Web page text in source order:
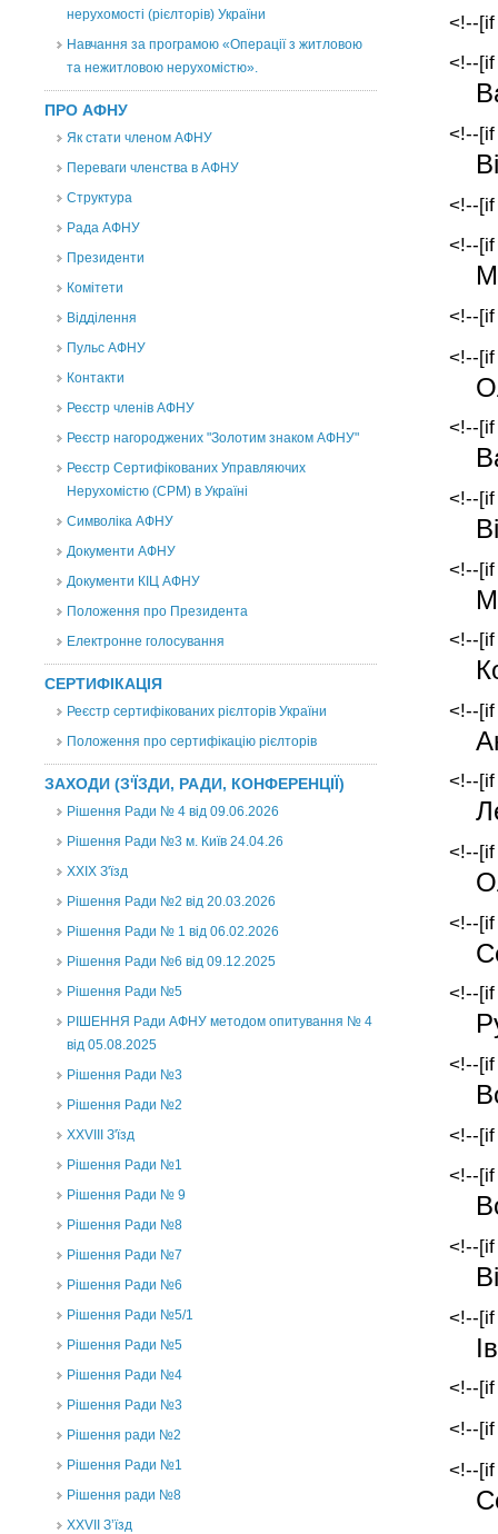
нерухомості (рієлторів) України
Навчання за програмою «Операції з житловою
та нежитловою нерухомістю».
ПРО АФНУ
Як стати членом АФНУ
Переваги членства в АФНУ
Структура
Рада АФНУ
Президенти
Комітети
Відділення
Пульс АФНУ
Контакти
Реєстр членів АФНУ
Реєстр нагороджених "Золотим знаком АФНУ"
Реєстр Сертифікованих Управляючих
Нерухомістю (CPM) в Україні
Символіка АФНУ
Документи АФНУ
Документи КІЦ АФНУ
Положення про Президента
Електронне голосування
СЕРТИФІКАЦІЯ
Реєстр сертифікованих рієлторів України
Положення про сертифікацію рієлторів
ЗАХОДИ (З'ЇЗДИ, РАДИ, КОНФЕРЕНЦІЇ)
Рішення Ради № 4 від 09.06.2026
Рішення Ради №3 м. Київ 24.04.26
XXІХ З'їзд
Рішення Ради №2 від 20.03.2026
Рішення Ради № 1 від 06.02.2026
Рішення Ради №6 від 09.12.2025
Рішення Ради №5
РІШЕННЯ Ради АФНУ методом опитування № 4
від 05.08.2025
Рішення Ради №3
Рішення Ради №2
XXVIII З'їзд
Рішення Ради №1
Рішення Ради № 9
Рішення Ради №8
Рішення Ради №7
Рішення Ради №6
Рішення Ради №5/1
Рішення Ради №5
Рішення Ради №4
Рішення Ради №3
Рішення ради №2
Рішення Ради №1
Рішення ради №8
ХХVII З’їзд
<!--
<!--
<!--
<!--
<!--
<!--
<!--
<!--
<!--
<!--
<!--
<!--
<!--
<!--
<!--
<!--
<!--
<!--
<!--
<!--
<!--
<!--
<!--
<!--